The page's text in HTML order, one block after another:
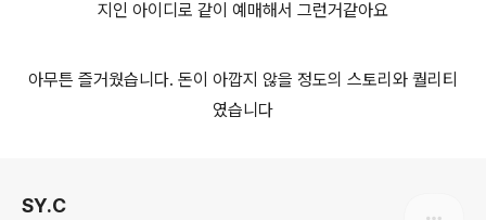
지인 아이디로 같이 예매해서 그런거같아요
아무튼 즐거웠습니다. 돈이 아깝지 않을 정도의 스토리와 퀄리티
였습니다
SY.C